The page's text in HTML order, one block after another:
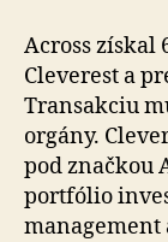
Across získal
Cleverest a
Transakciu
orgány.
pod značkou
portfólio
management